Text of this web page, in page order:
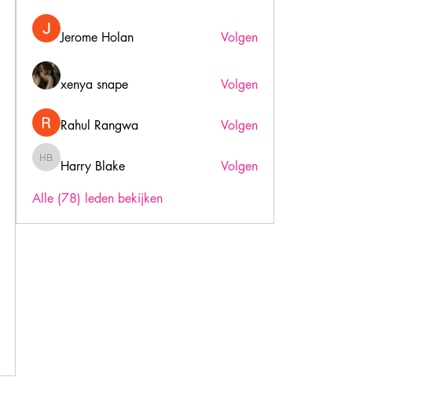
Jerome Holan Volgen
xenya snape Volgen
Rahul Rangwa Volgen
Harry Blake
Harry Blake
Volgen
Alle (78) leden bekijken